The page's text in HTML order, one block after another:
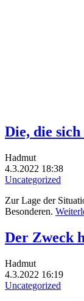
Die, die sich
Hadmut
4.3.2022 18:38
Uncategorized
Zur Lage der
Besonderen.
Der Zweck
Hadmut
4.3.2022 16:19
Uncategorized